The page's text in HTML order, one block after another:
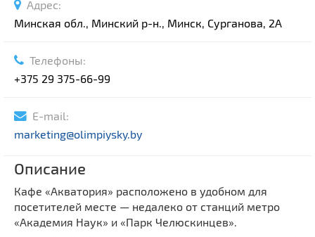
Адрес:
Минская обл., Минский р-н., Минск, Сурганова, 2А
Телефоны:
+375 29 375-66-99
E-mail:
marketing@olimpiysky.by
Описание
Кафе «Акватория» расположено в удобном для
посетителей месте — недалеко от станций метро
«Академия Наук» и «Парк Челюскинцев».